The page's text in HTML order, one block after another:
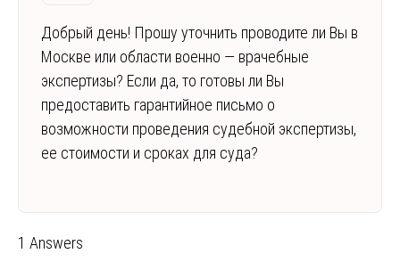
Добрый день! Прошу уточнить проводите ли Вы в
Москве или области военно — врачебные
экспертизы? Если да, то готовы ли Вы
предоставить гарантийное письмо о
возможности проведения судебной экспертизы,
ее стоимости и сроках для суда?
1 Answers